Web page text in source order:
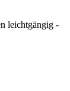
leichtgängig -